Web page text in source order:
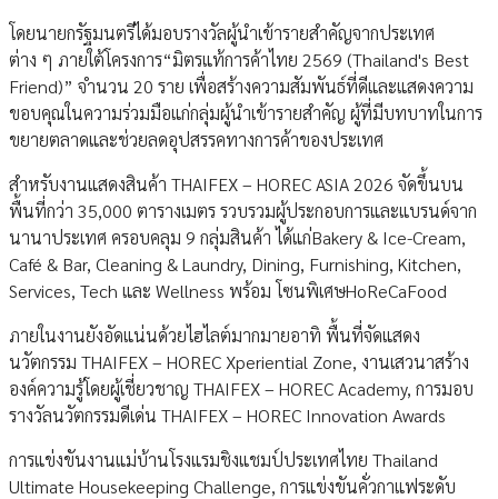
โดยนายกรัฐมนตรีได้มอบรางวัลผู้นำเข้ารายสำคัญจากประเทศ
ต่าง ๆ ภายใต้โครงการ“มิตรแท้การค้าไทย 2569 (Thailand's Best
Friend)” จำนวน 20 ราย เพื่อสร้างความสัมพันธ์ที่ดีและแสดงความ
ขอบคุณในความร่วมมือแก่กลุ่มผู้นำเข้ารายสำคัญ ผู้ที่มีบทบาทในการ
ขยายตลาดและช่วยลดอุปสรรคทางการค้าของประเทศ
สำหรับงานแสดงสินค้า THAIFEX – HOREC ASIA 2026 จัดขึ้นบน
พื้นที่กว่า 35,000 ตารางเมตร รวบรวมผู้ประกอบการและแบรนด์จาก
นานาประเทศ ครอบคลุม 9 กลุ่มสินค้า ได้แก่Bakery & Ice-Cream,
Café & Bar, Cleaning & Laundry, Dining, Furnishing, Kitchen,
Services, Tech และ Wellness พร้อม โซนพิเศษHoReCaFood
ภายในงานยังอัดแน่นด้วยไฮไลต์มากมายอาทิ พื้นที่จัดแสดง
นวัตกรรม THAIFEX – HOREC Xperiential Zone, งานเสวนาสร้าง
องค์ความรู้โดยผู้เชี่ยวชาญ THAIFEX – HOREC Academy, การมอบ
รางวัลนวัตกรรมดีเด่น THAIFEX – HOREC Innovation Awards
การแข่งขันงานแม่บ้านโรงแรมชิงแชมป์ประเทศไทย Thailand
Ultimate Housekeeping Challenge, การแข่งขันคั่วกาแฟระดับ